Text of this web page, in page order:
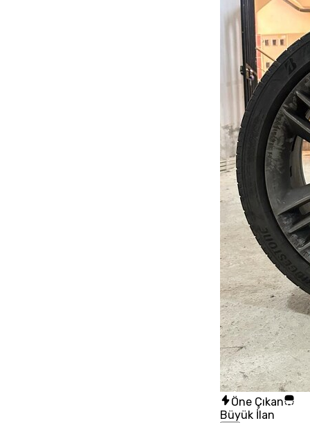
Öne Çıkan
Büyük İlan